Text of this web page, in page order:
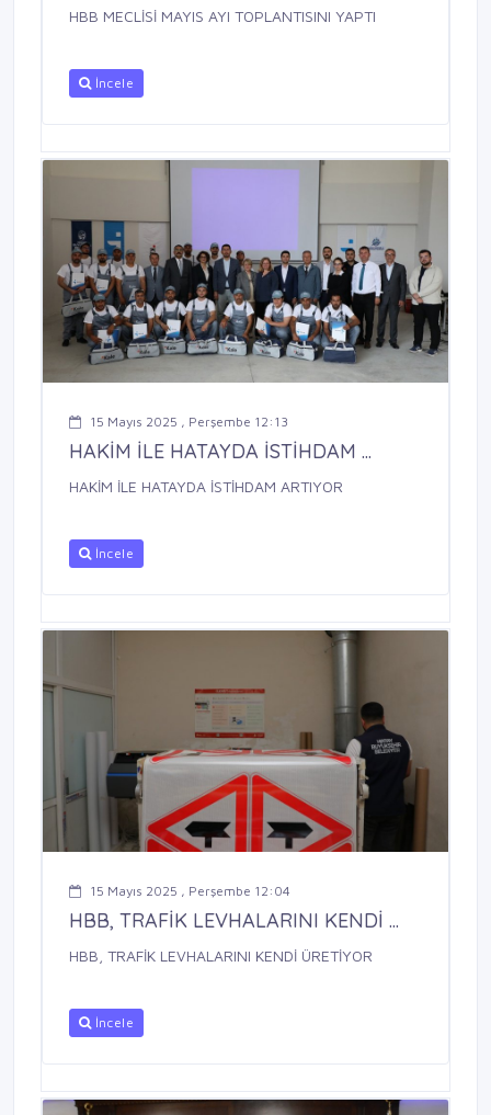
HBB MECLİSİ MAYIS AYI TOPLANTISINI YAPTI
İncele
15 Mayıs 2025 , Perşembe 12:13
HAKİM İLE HATAYDA İSTİHDAM ...
HAKİM İLE HATAYDA İSTİHDAM ARTIYOR
İncele
15 Mayıs 2025 , Perşembe 12:04
HBB, TRAFİK LEVHALARINI KENDİ ...
HBB, TRAFİK LEVHALARINI KENDİ ÜRETİYOR
İncele